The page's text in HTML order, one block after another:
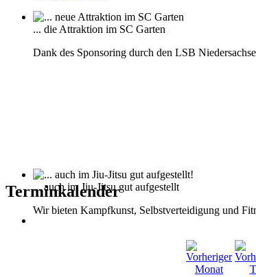
... die Attraktion im SC Garten
Dank des Sponsoring durch den LSB
... auch im Jiu-Jitsu gut aufgestellt
Wir bieten Kampfkunst, Selbstverteidigung und
Terminkalender